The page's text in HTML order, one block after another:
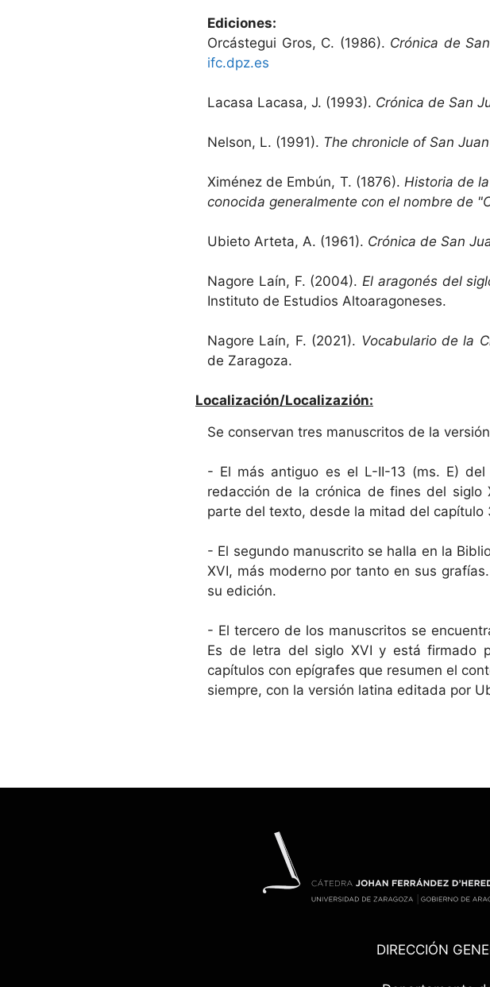
Ediciones:
Orcástegui Gros, C. (1986). Crónica de
ifc.dpz.es
Lacasa Lacasa, J. (1993). Crónica de San
Nelson, L. (1991). The chronicle of San
Ximénez de Embún, T. (1876). Historia de
conocida generalmente con el nombre de
Ubieto Arteta, A. (1961). Crónica de San
Nagore Laín, F. (2004). El aragonés del
Instituto de Estudios Altoaragoneses.
Nagore Laín, F. (2021). Vocabulario de la
de Zaragoza.
Localización/Localizazión:
Se conservan tres manuscritos de la
- El más antiguo es el L-II-13 (ms. E)
redacción de la crónica de fines del siglo
parte del texto, desde la mitad del capítulo
- El segundo manuscrito se halla en la
XVI, más moderno por tanto en sus
su edición.
- El tercero de los manuscritos se
Es de letra del siglo XVI y está firmado
capítulos con epígrafes que resumen el
siempre, con la versión latina editada por
DIRECCIÓN